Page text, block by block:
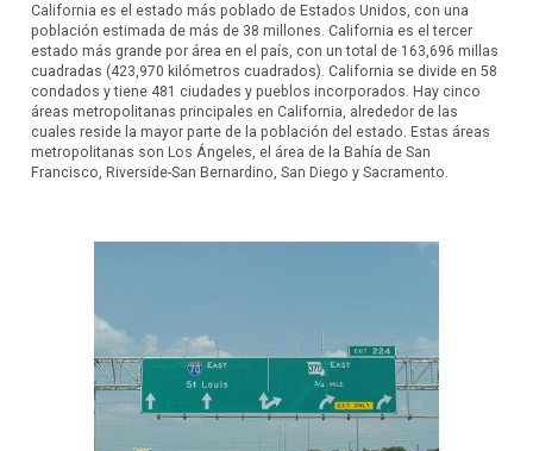
California es el estado más poblado de Estados Unidos, con una
población estimada de más de 38 millones. California es el tercer
estado más grande por área en el país, con un total de 163,696 millas
cuadradas (423,970 kilómetros cuadrados). California se divide en 58
condados y tiene 481 ciudades y pueblos incorporados. Hay cinco
áreas metropolitanas principales en California, alrededor de las
cuales reside la mayor parte de la población del estado. Estas áreas
metropolitanas son Los Ángeles, el área de la Bahía de San
Francisco, Riverside-San Bernardino, San Diego y Sacramento.